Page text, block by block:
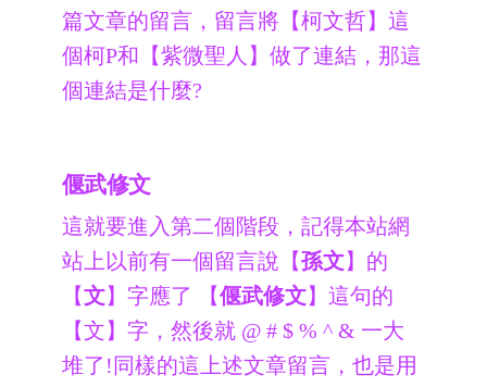
篇文章的留言，留言將【柯文哲】這
個柯P和【紫微聖人】做了連結，那這
個連結是什麼?
偃武修文
這就要進入第二個階段，記得本站網
站上以前有一個留言說【孫文】的
【文】字應了 【偃武修文】這句的
【文】字，然後就 @ # $ % ^ & 一大
堆了!同樣的這上述文章留言，也是用